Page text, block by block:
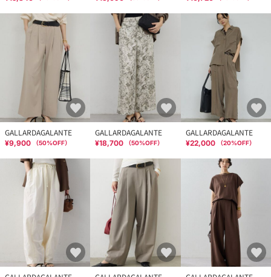
GALLARDAGALANTE
¥9,900 （50%OFF）
GALLARDAGALANTE
¥18,700 （50%OFF）
GALLARDAGALANTE
¥22,000 （20%OFF）